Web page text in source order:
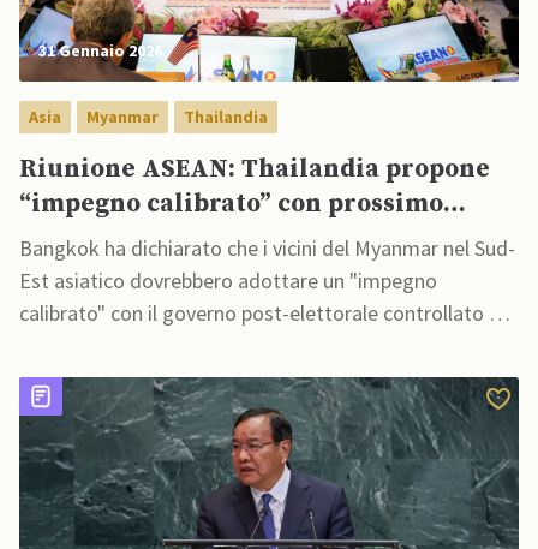
31 Gennaio 2026
Asia Myanmar Thailandia
Riunione ASEAN: Thailandia propone
“impegno calibrato” con prossimo
governo del Myanmar
Bangkok ha dichiarato che i vicini del Myanmar nel Sud-
Est asiatico dovrebbero adottare un "impegno
calibrato" con il governo post-elettorale controllato dai